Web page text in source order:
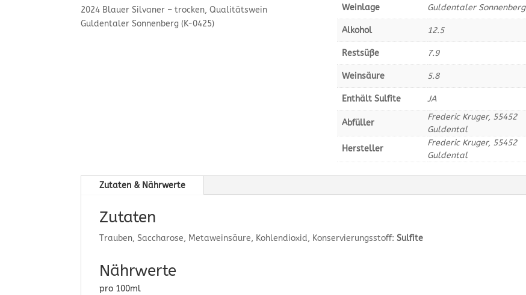
2024 Blauer Silvaner – trocken, Qualitätswein
Guldentaler Sonnenberg (K-0425)
Weinlage Guldentaler Sonnenberg
Alkohol 12.5
Restsüße 7.9
Weinsäure 5.8
Enthält Sulfite JA
Abfüller
Frederic Kruger, 55452
Guldental
Hersteller
Frederic Kruger, 55452
Guldental
Zutaten & Nährwerte
Zutaten
Trauben, Saccharose, Metaweinsäure, Kohlendioxid, Konservierungsstoff:Sulfite
Nährwerte
pro 100ml